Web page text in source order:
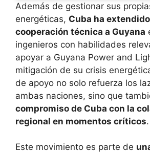
Además de gestionar sus
energéticas, Cuba ha
cooperación técnica a Guyana
ingenieros con habilidades
apoyar a Guyana Power and
mitigación de su crisis
de apoyo no solo refuerza los
ambas naciones, sino que
compromiso de Cuba con la
regional en momentos críticos.
Este movimiento es parte de